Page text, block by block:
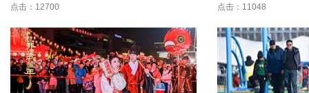
点击：12700
点击：11048